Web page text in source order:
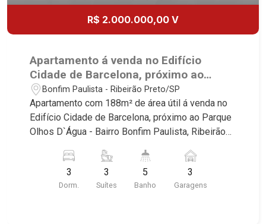
R$ 2.000.000,00 V
Apartamento á venda no Edifício
Cidade de Barcelona, próximo ao
Parque Olhos D`Água - Ribeirão
Preto/SP.
Bonfim Paulista - Ribeirão Preto/SP
Apartamento com 188m² de área útil á venda no
Edifício Cidade de Barcelona, próximo ao Parque
Olhos D`Água - Bairro Bonfim Paulista, Ribeirão
imóvel que a Martinelli Imobiliária selecionou
para você: - 188m² de área útil - 3 suítes - Sala 2
ambientes - Lavabo - Copa - Cozinha - Área de
3
Dorm.
3
Suítes
5
Banho
3
Garagens